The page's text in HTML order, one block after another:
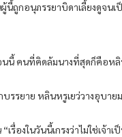
นี้ถูกอนุภรรยาบิดาเลี้ยงดูจน
นนี้ คนที่คิดล้มนางที่สุดก็คือห
บรรยาย หลินหรูเยว่วางอุบา
“เรื่องในวันนี้เกรงว่าไม่ใช่